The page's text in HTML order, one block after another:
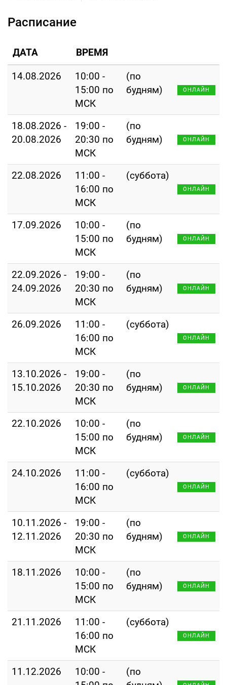
Расписание
ДАТА ВРЕМЯ
14.08.2026
10:00 -
15:00 по
МСК
(по
будням)
ОНЛАЙН
18.08.2026 -
20.08.2026
19:00 -
20:30 по
МСК
(по
будням)
ОНЛАЙН
22.08.2026
11:00 -
16:00 по
МСК
(суббота)
ОНЛАЙН
17.09.2026
10:00 -
15:00 по
МСК
(по
будням)
ОНЛАЙН
22.09.2026 -
24.09.2026
19:00 -
20:30 по
МСК
(по
будням)
ОНЛАЙН
26.09.2026
11:00 -
16:00 по
МСК
(суббота)
ОНЛАЙН
13.10.2026 -
15.10.2026
19:00 -
20:30 по
МСК
(по
будням)
ОНЛАЙН
22.10.2026
10:00 -
15:00 по
МСК
(по
будням)
ОНЛАЙН
24.10.2026
11:00 -
16:00 по
МСК
(суббота)
ОНЛАЙН
10.11.2026 -
12.11.2026
19:00 -
20:30 по
МСК
(по
будням)
ОНЛАЙН
18.11.2026
10:00 -
15:00 по
МСК
(по
будням)
ОНЛАЙН
21.11.2026
11:00 -
16:00 по
МСК
(суббота)
ОНЛАЙН
11.12.2026
10:00 -
(по